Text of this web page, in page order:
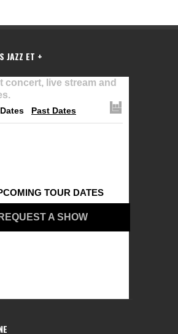
JAZZ ET +
concert, live stream and
Past Dates
TOUR DATES
REQUEST A SHOW